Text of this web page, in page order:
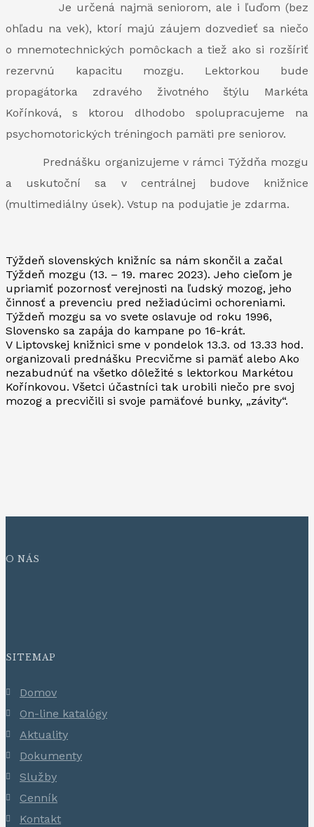
Je určená najmä seniorom, ale i ľuďom (bez
ohľadu na vek), ktorí majú záujem dozvedieť sa niečo
o mnemotechnických pomôckach a tiež ako si rozšíriť
rezervnú kapacitu mozgu. Lektorkou bude
propagátorka zdravého životného štýlu Markéta
Kořínková, s ktorou dlhodobo spolupracujeme na
psychomotorických tréningoch pamäti pre seniorov.
Prednášku organizujeme v rámci Týždňa mozgu
a uskutoční sa v centrálnej budove knižnice
(multimediálny úsek). Vstup na podujatie je zdarma.
Týždeň slovenských knižníc sa nám skončil a začal
Týždeň mozgu (13. – 19. marec 2023). Jeho cieľom je
upriamiť pozornosť verejnosti na ľudský mozog, jeho
činnosť a prevenciu pred nežiadúcimi ochoreniami.
Týždeň mozgu sa vo svete oslavuje od roku 1996,
Slovensko sa zapája do kampane po 16-krát.
V Liptovskej knižnici sme v pondelok 13.3. od 13.33 hod.
organizovali prednášku Precvičme si pamäť alebo Ako
nezabudnúť na všetko dôležité s lektorkou Markétou
Kořínkovou. Všetci účastníci tak urobili niečo pre svoj
mozog a precvičili si svoje pamäťové bunky, „závity“.
O NÁS
SITEMAP
Domov
On-line katalógy
Aktuality
Dokumenty
Služby
Cenník
Kontakt